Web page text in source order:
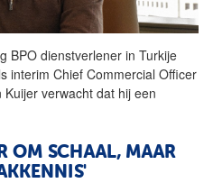
BPO dienstverlener in Turkije
interim Chief Commercial Officer
verwacht dat hij een
OM SCHAAL, MAAR